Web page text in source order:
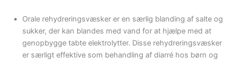
Orale rehydreringsvæsker er en særlig blanding af salte og
sukker, der kan blandes med vand for at hjælpe med at
genopbygge tabte elektrolytter. Disse rehydreringsvæsker
er særligt effektive som behandling af diarré hos børn og